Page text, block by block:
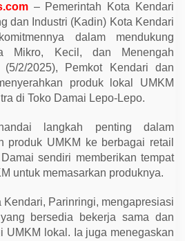
– Pemerintah Kota Kendari
dan Industri (Kadin) Kota Kendari
dalam mendukung
Mikro, Kecil, dan Menengah
2/2025), Pemkot Kendari dan
produk lokal UMKM
di Toko Damai Lepo-Lepo.
langkah penting dalam
produk UMKM ke berbagai retail
sendiri memberikan tempat
untuk memasarkan produknya.
Kendari, Parinringi, mengapresiasi
bersedia bekerja sama dan
UMKM lokal. Ia juga menegaskan